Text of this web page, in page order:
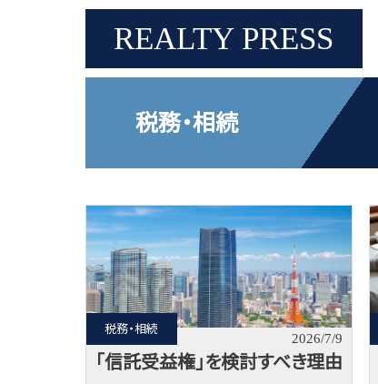
REALTY PRESS
税務・相続
税務・相続
2026/7/9
「信託受益権」を検討すべき理由